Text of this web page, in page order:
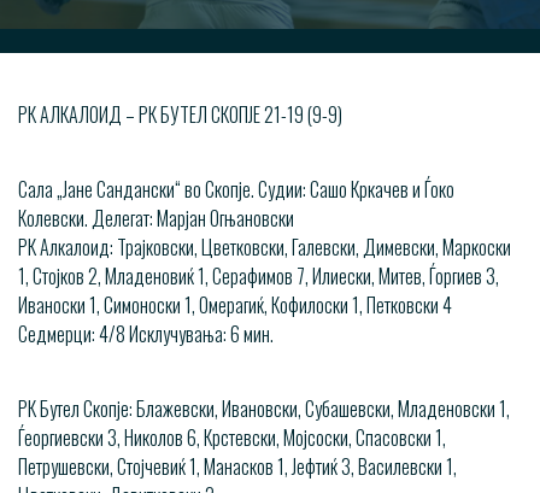
РК АЛКАЛОИД – РК БУТЕЛ СКОПЈЕ 21-19 (9-9)
Сала „Јане Сандански“ во Скопје. Судии: Сашо Кркачев и Ѓоко
Колевски. Делегат: Марјан Огњановски
РК Алкалоид: Трајковски, Цветковски, Галевски, Димевски, Маркоски
1, Стојков 2, Младеновиќ 1, Серафимов 7, Илиески, Митев, Ѓоргиев 3,
Иваноски 1, Симоноски 1, Омерагиќ, Кофилоски 1, Петковски 4
Седмерци: 4/8 Исклучувања: 6 мин.
РК Бутел Скопје: Блажевски, Ивановски, Субашевски, Младеновски 1,
Ѓеоргиевски 3, Николов 6, Крстевски, Мојсоски, Спасовски 1,
Петрушевски, Стојчевиќ 1, Манасков 1, Јефтиќ 3, Василевски 1,